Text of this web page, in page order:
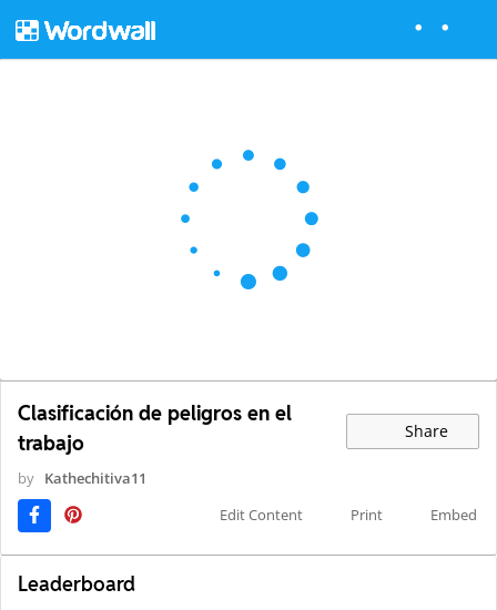
Clasificación de peligros en el
trabajo
Share
by Kathechitiva11
Edit Content
Print Embed
Leaderboard